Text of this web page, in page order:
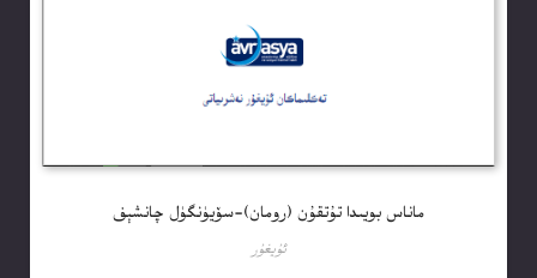
ماناس بويىدا تۇتقۇن (رومان)-سۆيۈنگۈل چانشېف
ئۇيغۇر